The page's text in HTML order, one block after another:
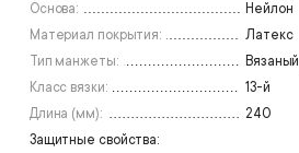
Основа:
Нейлон
Материал покрытия:
Латекс
Тип манжеты:
Класс вязки:
13-й
Длина (мм):
240
Защитные свойства: